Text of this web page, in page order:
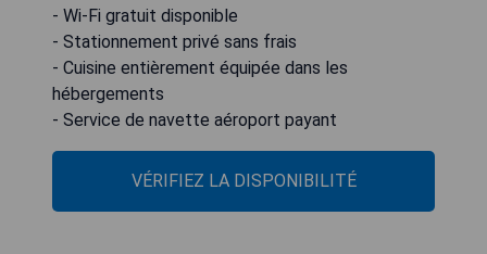
- Wi-Fi gratuit disponible
- Stationnement privé sans frais
- Cuisine entièrement équipée dans les
hébergements
- Service de navette aéroport payant
VÉRIFIEZ LA DISPONIBILITÉ